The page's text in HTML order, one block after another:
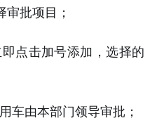
批项目；
点击加号添加，选择的
车由本部门领导审批；